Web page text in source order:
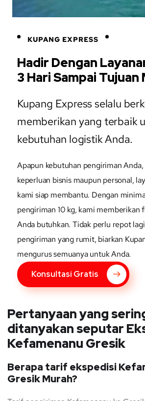
KUPANG EXPRESS
Hadir Dengan
3 Hari Sampai Tujuan
Kupang Express selalu
memberikan yang terbaik
kebutuhan logistik Anda.
Apapun kebutuhan pengiriman
keperluan bisnis maupun personal,
kami siap membantu. Dengan
pengiriman 10 kg, kami memberikan
Anda butuhkan. Tidak perlu repot
pengiriman yang rumit, biarkan
mengurus semuanya untuk Anda.
Konsultasi Gratis
Pertanyaan yang
ditanyakan seputar
Kefamenanu Gresik
Berapa tarif ekspedisi
Gresik Murah?